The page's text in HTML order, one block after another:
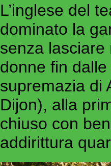
L’inglese del
dominato la
senza lasciare
donne fin
supremazia di
Dijon), alla
chiuso con
addirittura